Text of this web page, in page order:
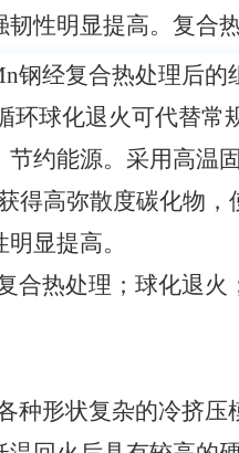
性明显提高。复合
经复合热处理后的
球化退火可代替常
节约能源。采用高温
得高弥散度碳化物，
显提高。
合热处理；球化退
种形状复杂的冷挤压